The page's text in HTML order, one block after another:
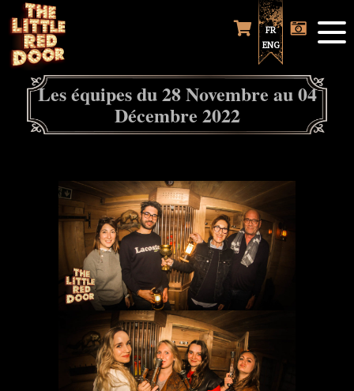
FR
ENG
Les équipes du 28 Novembre au 04
Décembre 2022